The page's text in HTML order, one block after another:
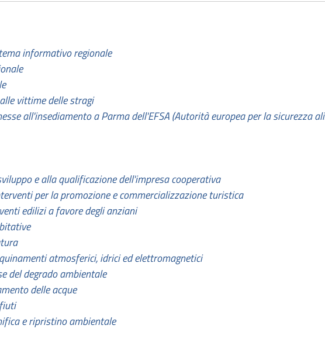
n. 23
informativo regionale
vittime delle stragi
all'insediamento a Parma dell'EFSA (Autorità europea per la sicurezza
e alla qualificazione dell'impresa cooperativa
per la promozione e commercializzazione turistica
edilizi a favore degli anziani
atmosferici, idrici ed elettromagnetici
del degrado ambientale
delle acque
e ripristino ambientale